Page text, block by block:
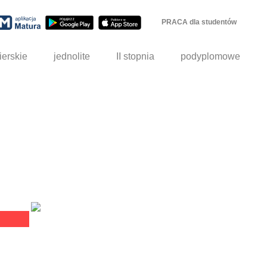
PRACA dla studentów
jednolite II stopnia podyplomowe